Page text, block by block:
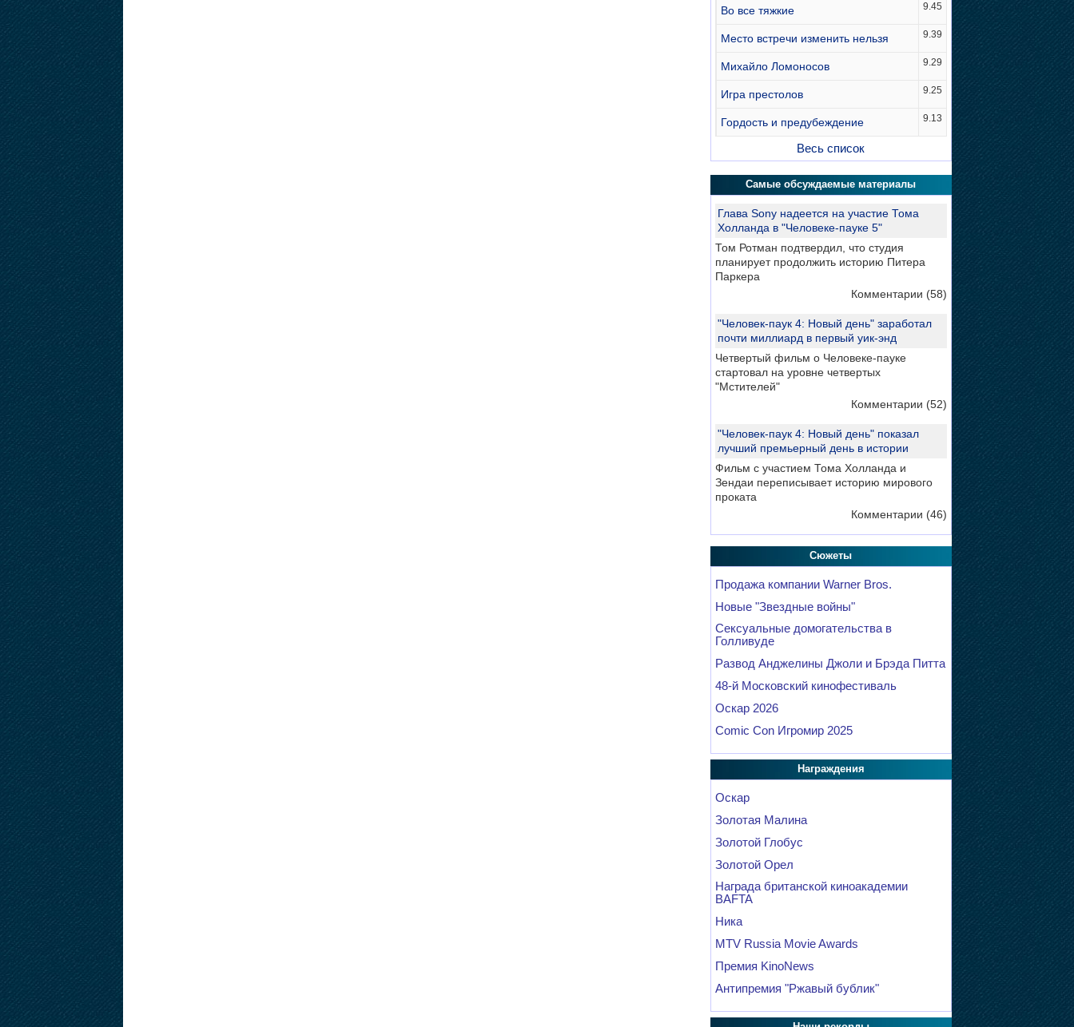
Во все тяжкие 9.45
Место встречи изменить нельзя 9.39
Михайло Ломоносов 9.29
Игра престолов 9.25
Гордость и предубеждение 9.13
Весь список
Самые обсуждаемые материалы
Глава Sony надеется на участие Тома
Холланда в "Человеке-пауке 5"
Том Ротман подтвердил, что студия
планирует продолжить историю Питера
Паркера
Комментарии (58)
"Человек-паук 4: Новый день" заработал
почти миллиард в первый уик-энд
Четвертый фильм о Человеке-пауке
стартовал на уровне четвертых
"Мстителей"
Комментарии (52)
"Человек-паук 4: Новый день" показал
лучший премьерный день в истории
Фильм с участием Тома Холланда и
Зендаи переписывает историю мирового
проката
Комментарии (46)
Сюжеты
Продажа компании Warner Bros.
Новые "Звездные войны"
Сексуальные домогательства в
Голливуде
Развод Анджелины Джоли и Брэда Питта
48-й Московский кинофестиваль
Оскар 2026
Comic Con Игромир 2025
Награждения
Оскар
Золотая Малина
Золотой Глобус
Золотой Орел
Награда британской киноакадемии
BAFTA
Ника
MTV Russia Movie Awards
Премия KinoNews
Антипремия "Ржавый бублик"